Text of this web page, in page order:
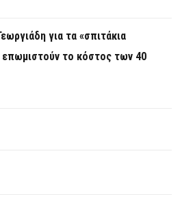
για τα «σπιτάκια
επωμιστούν το κόστος των 40